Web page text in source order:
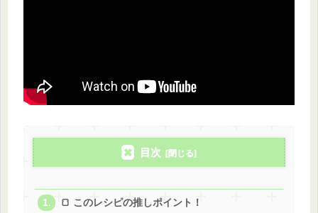
目次
🍞 このレシピの推しポイント！